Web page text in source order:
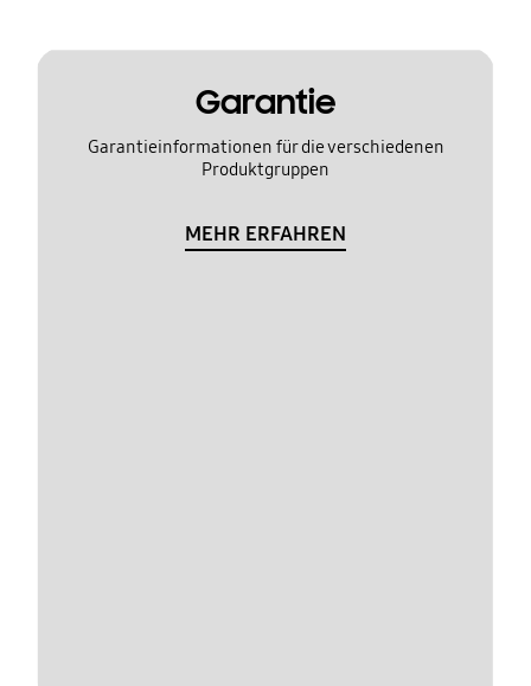
Garantie
Garantieinformationen für die verschiedenen
Produktgruppen
MEHR ERFAHREN